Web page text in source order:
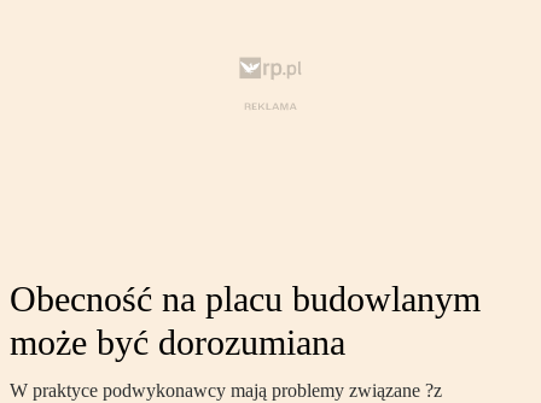
Obecność na placu budowlanym
może być dorozumiana
W praktyce podwykonawcy mają problemy związane ?z